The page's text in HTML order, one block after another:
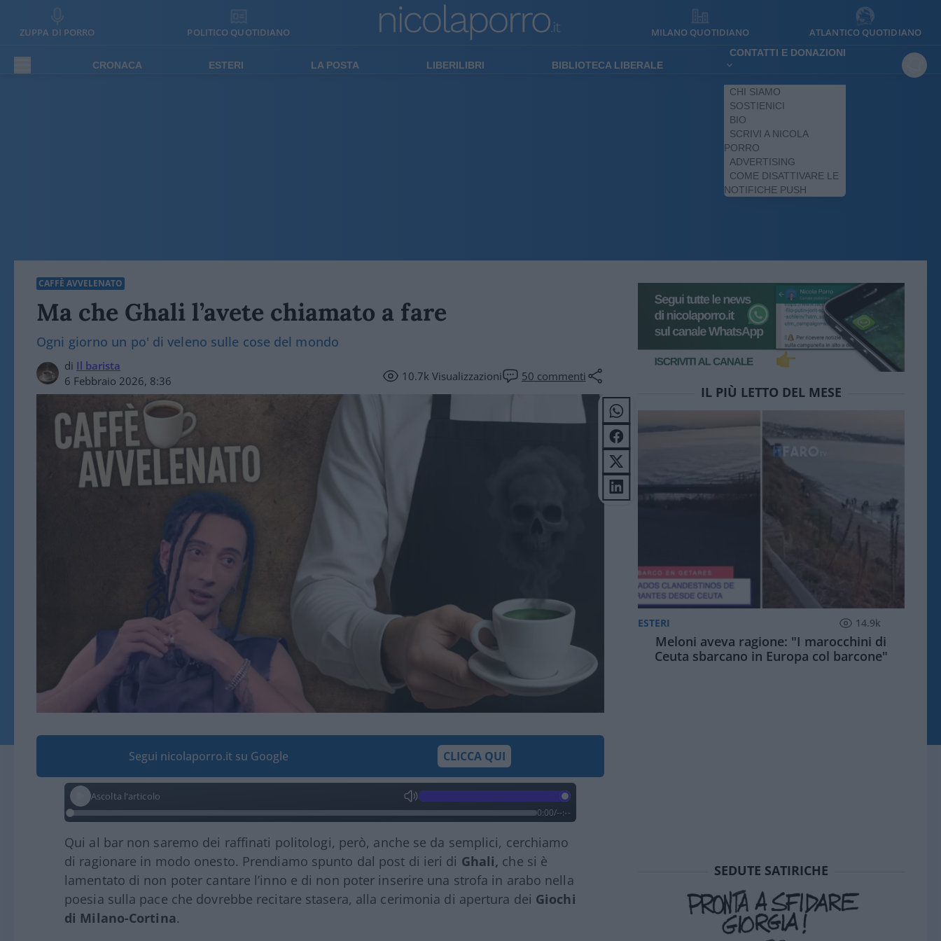
ZUPPA DI PORRO POLITICO QUOTIDIANO MILANO QUOTIDIANO ATLANTICO QUOTIDIANO
CRONACA ESTERI LA POSTA LIBERILIBRI BIBLIOTECA LIBERALE
CONTATTI E DONAZIONI
CHI SIAMO
SOSTIENICI
BIO
SCRIVI A NICOLA
PORRO
ADVERTISING
COME DISATTIVARE LE
NOTIFICHE PUSH
CAFFÈ AVVELENATO
Ma che Ghali l’avete chiamato a fare
Ogni giorno un po' di veleno sulle cose del mondo
di Il barista
6 Febbraio 2026, 8:36
10.7kVisualizzazioni 50 commenti
Segui nicolaporro.it su Google CLICCA QUI
Ascolta l'articolo
0:00/--:--
Qui al bar non saremo dei raffinati politologi, però, anche se da semplici, cerchiamo
di ragionare in modo onesto. Prendiamo spunto dal post di ieri di Ghali, che si è
lamentato di non poter cantare l’inno e di non poter inserire una strofa in arabo nella
poesia sulla pace che dovrebbe recitare stasera, alla cerimonia di apertura dei Giochi
di Milano-Cortina.
IL PIÙ LETTO DEL MESE
ESTERI 14.9k
Meloni aveva ragione: "I marocchini di
Ceuta sbarcano in Europa col barcone"
SEDUTE SATIRICHE